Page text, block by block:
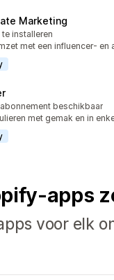
Marketing
te installeren
met een influencer-
beschikbaar
met gemak en in
apps
voor elk